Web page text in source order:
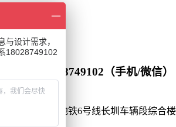
机） 18028749102（手机/微信）
凰街道深圳地铁6号线长圳车辆段综合
与设计需求，
18028749102